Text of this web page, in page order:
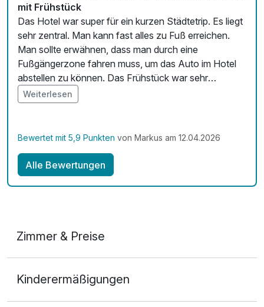
mit Frühstück
Das Hotel war super für ein kurzen Städtetrip. Es liegt
sehr zentral. Man kann fast alles zu Fuß erreichen.
Man sollte erwähnen, dass man durch eine
Fußgängerzone fahren muss, um das Auto im Hotel
abstellen zu können. Das Frühstück war sehr
vielfältig. Wir sind mit Hund angereist. In diesen Hotel
sind Haustiere sehr willkommen. Das fanden wir
wieder wählen,wenn wir nach Prag fahren.
Weiterlesen
Bewertet mit 5,9 Punkten von Markus am 12.04.2026
Alle Bewertungen
Zimmer & Preise
2 Erwachsene
Kinderermäßigungen